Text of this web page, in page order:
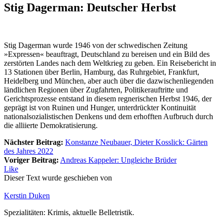
Stig Dagerman: Deutscher Herbst
Stig Dagerman wurde 1946 von der schwedischen Zeitung
»Expressen« beauftragt, Deutschland zu bereisen und ein Bild des
zerstörten Landes nach dem Weltkrieg zu geben. Ein Reisebericht in
13 Stationen über Berlin, Hamburg, das Ruhrgebiet, Frankfurt,
Heidelberg und München, aber auch über die dazwischenliegenden
ländlichen Regionen über Zugfahrten, Politikerauftritte und
Gerichtsprozesse entstand in diesem regnerischen Herbst 1946, der
geprägt ist von Ruinen und Hunger, unterdrückter Kontinuität
nationalsozialistischen Denkens und dem erhofften Aufbruch durch
die alliierte Demokratisierung.
Nächster Beitrag: Konstanze Neubauer, Dieter Kosslick: Gärten
des Jahres 2022
Voriger Beitrag: Andreas Kappeler: Ungleiche Brüder
Like
Dieser Text wurde geschieben von
Kerstin Duken
Spezialitäten: Krimis, aktuelle Belletristik.